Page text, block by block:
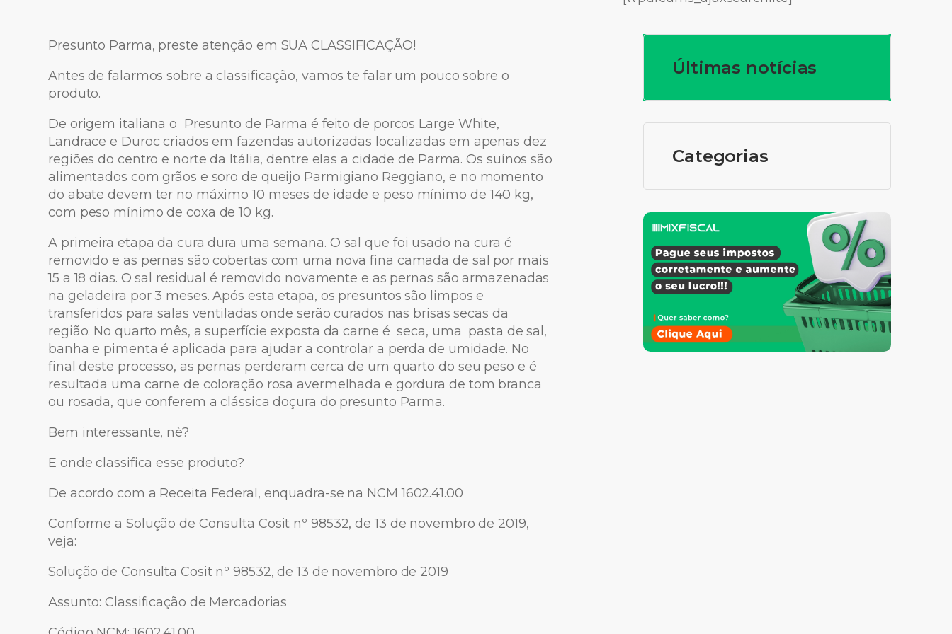
Presunto Parma, preste atenção em SUA CLASSIFICAÇÃO!
Antes de falarmos sobre a classificação, vamos te falar um pouco sobre o
produto.
De origem italiana o Presunto de Parma é feito de porcos Large White,
Landrace e Duroc criados em fazendas autorizadas localizadas em apenas dez
regiões do centro e norte da Itália, dentre elas a cidade de Parma. Os suínos são
alimentados com grãos e soro de queijo Parmigiano Reggiano, e no momento
do abate devem ter no máximo 10 meses de idade e peso mínimo de 140 kg,
com peso mínimo de coxa de 10 kg.
A primeira etapa da cura dura uma semana. O sal que foi usado na cura é
removido e as pernas são cobertas com uma nova fina camada de sal por mais
15 a 18 dias. O sal residual é removido novamente e as pernas são armazenadas
na geladeira por 3 meses. Após esta etapa, os presuntos são limpos e
transferidos para salas ventiladas onde serão curados nas brisas secas da
região. No quarto mês, a superfície exposta da carne é seca, uma pasta de sal,
banha e pimenta é aplicada para ajudar a controlar a perda de umidade. No
final deste processo, as pernas perderam cerca de um quarto do seu peso e é
resultada uma carne de coloração rosa avermelhada e gordura de tom branca
ou rosada, que conferem a clássica doçura do presunto Parma.
Bem interessante, nè?
E onde classifica esse produto?
De acordo com a Receita Federal, enquadra-se na NCM 1602.41.00
Conforme a Solução de Consulta Cosit nº 98532, de 13 de novembro de 2019,
veja:
Solução de Consulta Cosit nº 98532, de 13 de novembro de 2019
Assunto: Classificação de Mercadorias
Últimas notícias
Categorias